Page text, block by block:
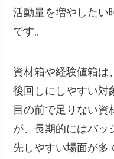
活動量を増やしたい
です。
資材箱や経験値箱は
後回しにしやすい対
目の前で足りない資
が、長期的にはバッ
先しやすい場面が多